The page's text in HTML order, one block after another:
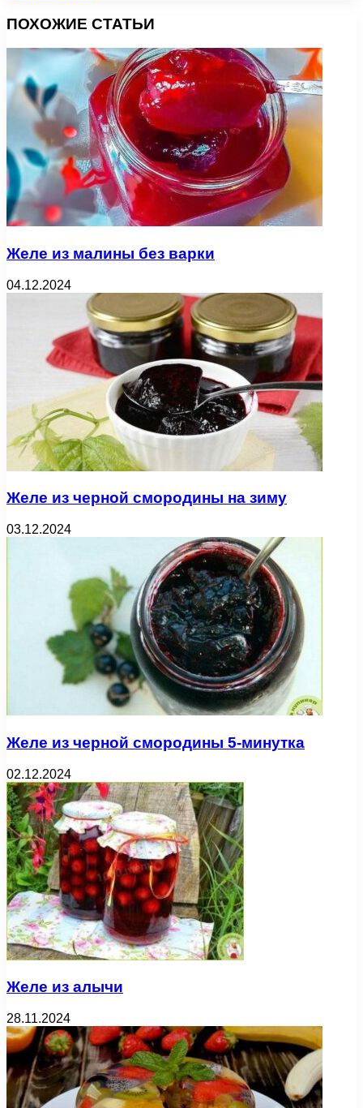
ПОХОЖИЕ СТАТЬИ
Желе из малины без варки
04.12.2024
Желе из черной смородины на зиму
03.12.2024
Желе из черной смородины 5-минутка
02.12.2024
Желе из алычи
28.11.2024